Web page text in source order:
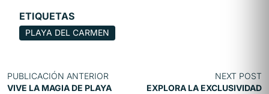
ETIQUETAS
PLAYA DEL CARMEN
PUBLICACIÓN ANTERIOR
VIVE LA MAGIA DE PLAYA
NEXT POST
EXPLORA LA EXCLUSIVIDAD